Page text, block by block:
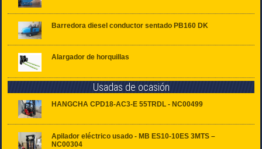
Barredora diesel conductor sentado PB160 DK
Alargador de horquillas
Usadas de ocasión
HANGCHA CPD18-AC3-E 55TRDL - NC00499
Apilador eléctrico usado - MB ES10-10ES 3MTS –
NC00304